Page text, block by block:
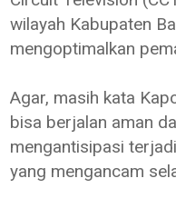
wilayah Kabupaten
mengoptimalkan
Agar, masih kata
bisa berjalan aman
mengantisipasi
yang mengancam